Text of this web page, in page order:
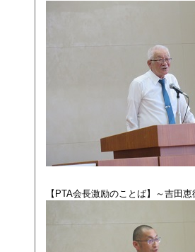
【PTA会長激励のことば】～吉田